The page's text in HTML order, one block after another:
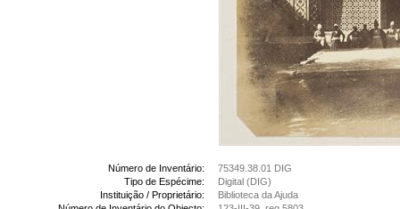
Número de Inventário:
75349.38.01 DIG
Tipo de Espécime:
Digital (DIG)
Instituição / Proprietário:
Biblioteca da Ajuda